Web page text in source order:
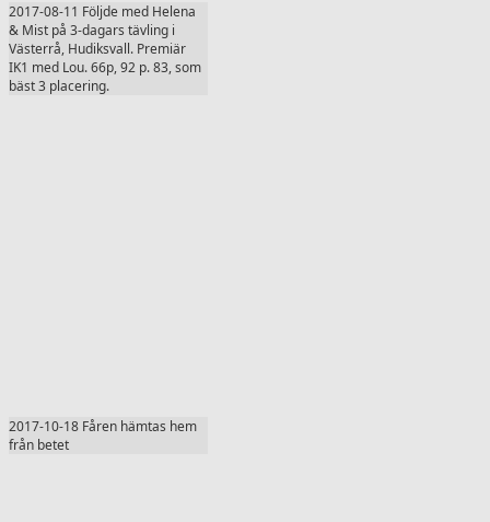
2017-08-11 Följde med Helena
& Mist på 3-dagars tävling i
Västerrå, Hudiksvall. Premiär
IK1 med Lou. 66p, 92 p. 83, som
bäst 3 placering.
2017-10-18 Fåren hämtas hem
från betet